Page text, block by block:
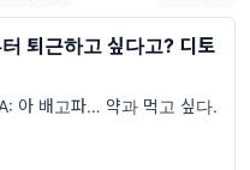
어 (57)
#휴재 (29)
#요즘밈 (27)
#밈추천 (22)
퇴근하고 싶다고? 디토
아 배고파… 약과 먹고 싶다.